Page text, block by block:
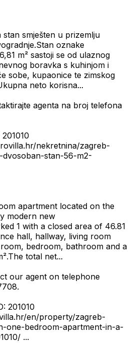
smješten u prizemlju
oznake
m² sastoji se od ulaznog
boravka s kuhinjom i
sobe, kupaonice te zimskog
neto korisna...
agenta na broj telefona
nekretnina/zagreb-
stan-56-m2-
apartment located on the
modern new
1 with a closed area of 46.81
hall, hallway, living room
bedroom, bathroom and a
total net...
our agent on telephone
201010
en/property/zagreb-
one-bedroom-apartment-in-a-
...